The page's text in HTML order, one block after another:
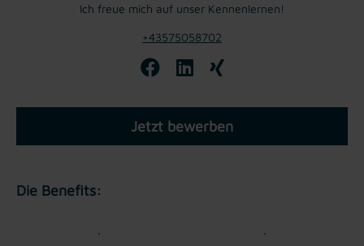
Ich freue mich auf unser Kennenlernen!
+43575058702
Jetzt bewerben
Die Benefits: